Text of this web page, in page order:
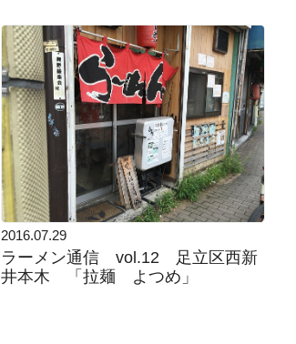
2016.07.29
ラーメン通信 vol.12 足立区西新
井本木 「拉麺 よつめ」